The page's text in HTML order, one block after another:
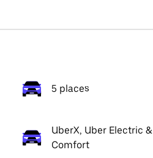
5 places
UberX, Uber Electric &
Comfort